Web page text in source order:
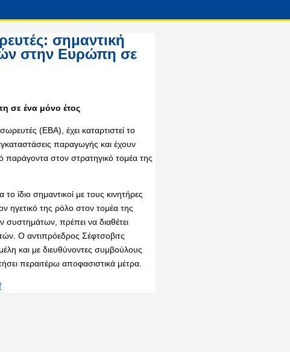
σημαντική
στην Ευρώπη σε
σε ένα μόνο έτος
(EBA), έχει καταρτιστεί το
παραγωγής και έχουν
παράγοντα στον στρατηγικό τομέα της
ίδιο σημαντικοί με τους κινητήρες
ηγετικό της ρόλο στον τομέα της
συστημάτων, πρέπει να διαθέτει
Ο αντιπρόεδρος Σέφτσοβιτς
και με διευθύνοντες συμβούλους
περαιτέρω αποφασιστικά μέτρα.